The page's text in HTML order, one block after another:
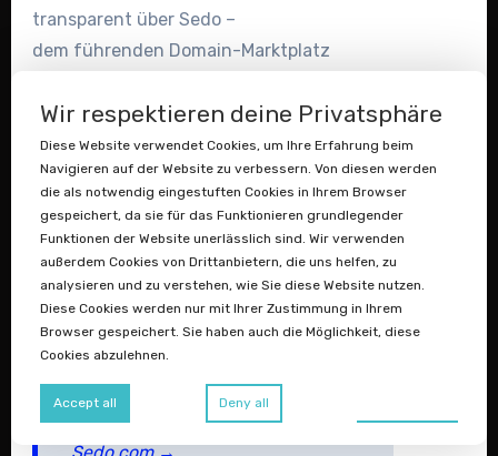
transparent über Sedo –
dem führenden Domain-Marktplatz
Sicher kaufen über Sedo:
Zahlung erst nach erfolgreicher
Domain-Übertragung –
Käuferschutz und
professioneller Treuhandservice
inklusive.
Alle 5 Domains jetzt entdecken
auf
Sedo.com →
Wir respektieren deine Privatsphäre
Diese Website verwendet Cookies, um Ihre Erfahrung beim
Navigieren auf der Website zu verbessern. Von diesen werden
die als notwendig eingestuften Cookies in Ihrem Browser
gespeichert, da sie für das Funktionieren grundlegender
Funktionen der Website unerlässlich sind. Wir verwenden
außerdem Cookies von Drittanbietern, die uns helfen, zu
analysieren und zu verstehen, wie Sie diese Website nutzen.
Diese Cookies werden nur mit Ihrer Zustimmung in Ihrem
Browser gespeichert. Sie haben auch die Möglichkeit, diese
Cookies abzulehnen.
Accept all Deny all